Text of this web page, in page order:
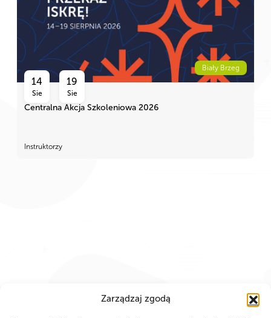
Zarządzaj zgodą
Biały Brzeg
14
Sie
19
Sie
Centralna Akcja Szkoleniowa 2026
Instruktorzy